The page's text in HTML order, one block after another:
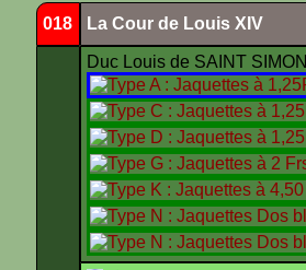
018 La Cour de Louis XIV
Duc Louis de SAINT SIMON